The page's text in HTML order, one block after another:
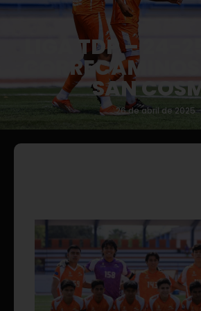
LIGA TDP – 24-
CORRECAMINOS
SAN
26 de abril de 2025